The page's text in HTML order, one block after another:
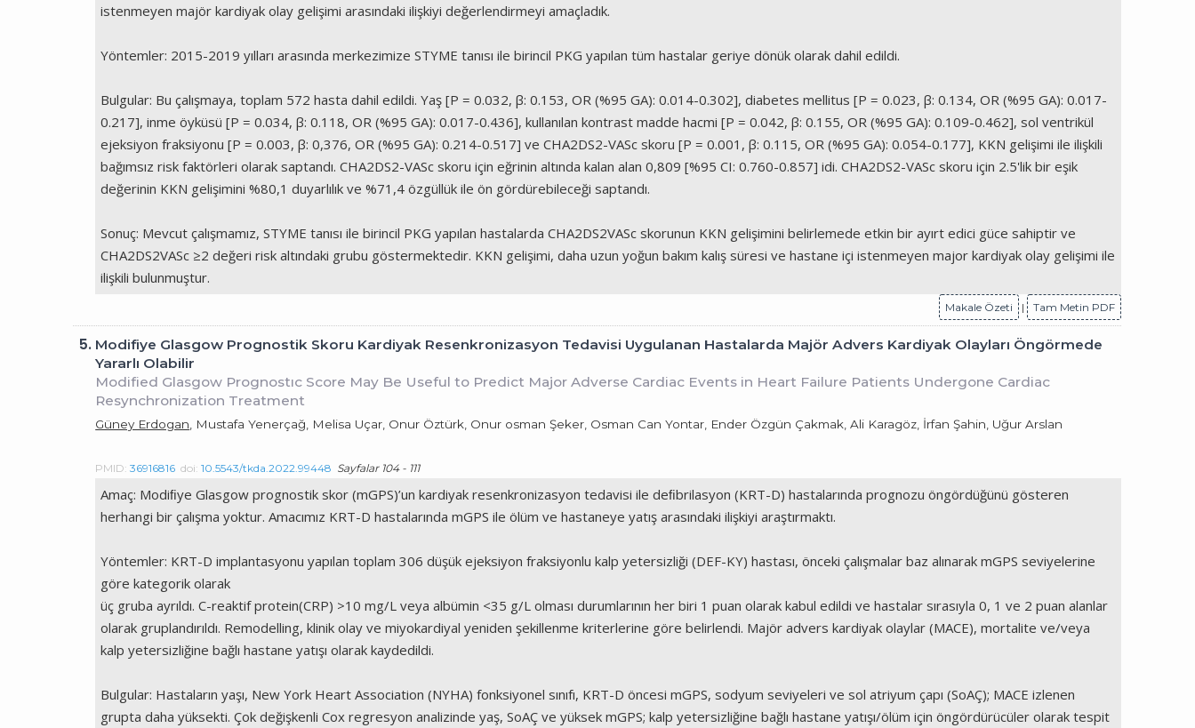
istenmeyen majör kardiyak olay gelişimi arasındaki ilişkiyi değerlendirmeyi amaçladık.
Yöntemler: 2015-2019 yılları arasında merkezimize STYME tanısı ile birincil PKG yapılan tüm hastalar geriye dönük olarak dahil edildi.
Bulgular: Bu çalışmaya, toplam 572 hasta dahil edildi. Yaş [P = 0.032, β: 0.153, OR (%95 GA): 0.014-0.302], diabetes mellitus [P = 0.023, β: 0.134, OR (%95 GA): 0.017-
0.217], inme öyküsü [P = 0.034, β: 0.118, OR (%95 GA): 0.017-0.436], kullanılan kontrast madde hacmi [P = 0.042, β: 0.155, OR (%95 GA): 0.109-0.462], sol ventrikül
ejeksiyon fraksiyonu [P = 0.003, β: 0,376, OR (%95 GA): 0.214-0.517] ve CHA2DS2-VASc skoru [P = 0.001, β: 0.115, OR (%95 GA): 0.054-0.177], KKN gelişimi ile ilişkili
bağımsız risk faktörleri olarak saptandı. CHA2DS2-VASc skoru için eğrinin altında kalan alan 0,809 [%95 CI: 0.760-0.857] idi. CHA2DS2-VASc skoru için 2.5'lik bir eşik
değerinin KKN gelişimini %80,1 duyarlılık ve %71,4 özgüllük ile ön gördürebileceği saptandı.
Sonuç: Mevcut çalışmamız, STYME tanısı ile birincil PKG yapılan hastalarda CHA2DS2VASc skorunun KKN gelişimini belirlemede etkin bir ayırt edici güce sahiptir ve
CHA2DS2VASc ≥2 değeri risk altındaki grubu göstermektedir. KKN gelişimi, daha uzun yoğun bakım kalış süresi ve hastane içi istenmeyen major kardiyak olay gelişimi ile
ilişkili bulunmuştur.
Makale Özeti | Tam Metin PDF
5. Modifiye Glasgow Prognostik Skoru Kardiyak Resenkronizasyon Tedavisi Uygulanan Hastalarda Majör Advers Kardiyak Olayları Öngörmede
Yararlı Olabilir
Modified Glasgow Prognostıc Score May Be Useful to Predict Major Adverse Cardiac Events in Heart Failure Patients Undergone Cardiac
Resynchronization Treatment
Güney Erdogan , Mustafa Yenerçağ, Melisa Uçar, Onur Öztürk, Onur osman Şeker, Osman Can Yontar, Ender Özgün Çakmak, Ali Karagöz, İrfan Şahin, Uğur Arslan
PMID:36916816 doi:10.5543/tkda.2022.99448 Sayfalar 104 - 111
Amaç: Modiﬁye Glasgow prognostik skor (mGPS)’un kardiyak resenkronizasyon tedavisi ile deﬁbrilasyon (KRT-D) hastalarında prognozu öngördüğünü gösteren
herhangi bir çalışma yoktur. Amacımız KRT-D hastalarında mGPS ile ölüm ve hastaneye yatış arasındaki ilişkiyi araştırmaktı.
Yöntemler: KRT-D implantasyonu yapılan toplam 306 düşük ejeksiyon fraksiyonlu kalp yetersizliği (DEF-KY) hastası, önceki çalışmalar baz alınarak mGPS seviyelerine
göre kategorik olarak
üç gruba ayrıldı. C-reaktif protein(CRP) >10 mg/L veya albümin <35 g/L olması durumlarının her biri 1 puan olarak kabul edildi ve hastalar sırasıyla 0, 1 ve 2 puan alanlar
olarak gruplandırıldı. Remodelling, klinik olay ve miyokardiyal yeniden şekillenme kriterlerine göre belirlendi. Majör advers kardiyak olaylar (MACE), mortalite ve/veya
kalp yetersizliğine bağlı hastane yatışı olarak kaydedildi.
Bulgular: Hastaların yaşı, New York Heart Association (NYHA) fonksiyonel sınıfı, KRT-D öncesi mGPS, sodyum seviyeleri ve sol atriyum çapı (SoAÇ); MACE izlenen
grupta daha yüksekti. Çok değişkenli Cox regresyon analizinde yaş, SoAÇ ve yüksek mGPS; kalp yetersizliğine bağlı hastane yatışı/ölüm için öngördürücüler olarak tespit